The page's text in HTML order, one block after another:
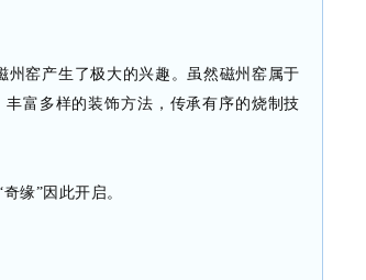
窑产生了极大的兴趣。虽然磁州窑属于
富多样的装饰方法，传承有序的烧制技
缘”因此开启。